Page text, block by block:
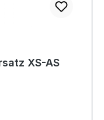
gegurtete
XS-AS